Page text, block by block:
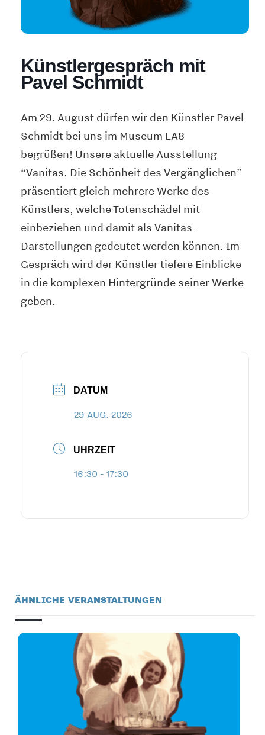
Künstlergespräch mit
Pavel Schmidt
Am 29. August dürfen wir den Künstler Pavel
Schmidt bei uns im Museum LA8
begrüßen! Unsere aktuelle Ausstellung
“Vanitas. Die Schönheit des Vergänglichen”
präsentiertgleich mehrere Werke des
Künstlers, welche Totenschädel mit
einbeziehen und damit als Vanitas-
Darstellungen gedeutet werden können. Im
Gespräch wird der Künstlertiefere Einblicke
in die komplexen Hintergründe seiner Werke
geben.
DATUM
29 AUG. 2026
UHRZEIT
16:30 - 17:30
ÄHNLICHE VERANSTALTUNGEN